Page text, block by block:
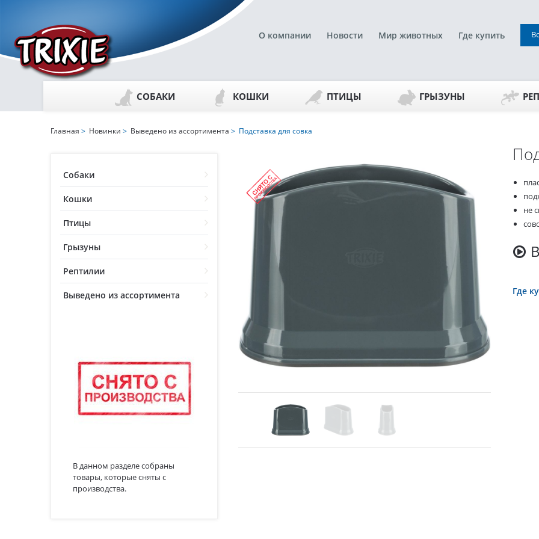
О компании Новости Мир животных Где купить
СОБАКИ КОШКИ ПТИЦЫ ГРЫЗУНЫ
Собаки
Кошки
Птицы
Грызуны
Рептилии
Выведено из ассортимента
В данном разделе собраны
товары, которые сняты с
производства.
Главная > Новинки > Выведено из ассортимента > Подставка для совка
не
Где